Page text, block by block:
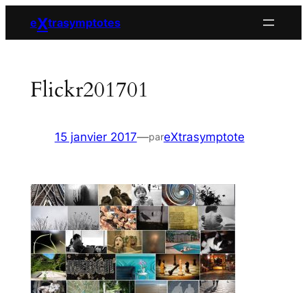
eXtrasymptotes
Flickr201701
15 janvier 2017—pareXtrasymptote